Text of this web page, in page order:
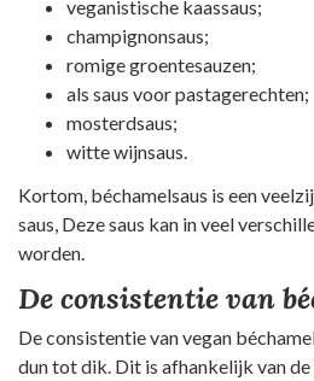
veganistische kaassaus;
champignonsaus;
romige groentesauzen;
als saus voor pastagerechten;
mosterdsaus;
witte wijnsaus.
Kortom, béchamelsaus is een
saus, Deze saus kan in veel
worden.
De consistentie van
De consistentie van vegan
dun tot dik. Dit is afhankelijk van